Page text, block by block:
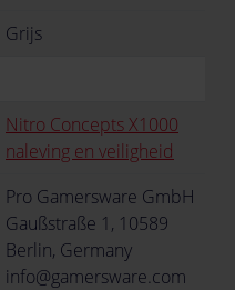
Grijs
Nitro Concepts X1000
naleving en veiligheid
Pro Gamersware GmbH
Gaußstraße 1, 10589
Berlin, Germany
info@gamersware.com